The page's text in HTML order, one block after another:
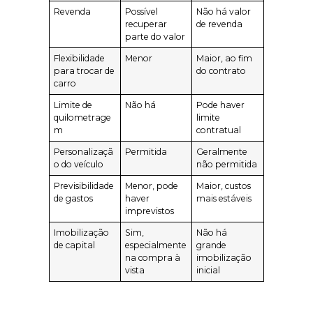
Revenda
Possível
recuperar
parte do valor
Não há valor
de revenda
Flexibilidade
para trocar de
carro
Menor
Maior, ao fim
do contrato
Limite de
quilometrage
m
Não há
Pode haver
limite
contratual
Personalizaçã
o do veículo
Permitida
Geralmente
não permitida
Previsibilidade
de gastos
Menor, pode
haver
imprevistos
Maior, custos
mais estáveis
Imobilização
de capital
Sim,
especialmente
na compra à
vista
Não há
grande
imobilização
inicial